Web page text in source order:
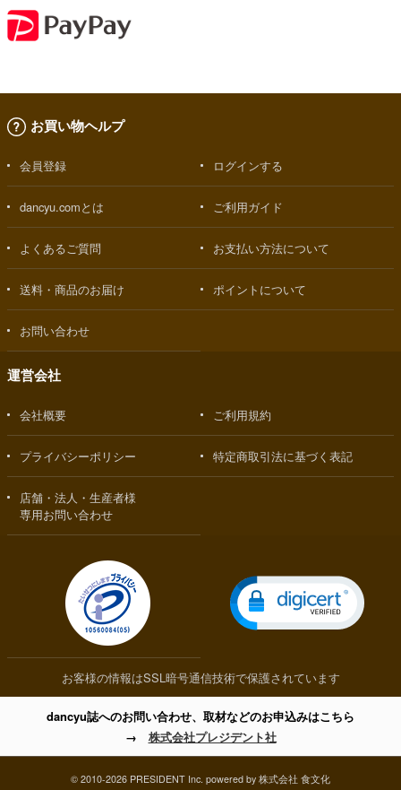
お買い物ヘルプ
会員登録 ログインする
dancyu.comとは ご利用ガイド
よくあるご質問 お支払い方法について
送料・商品のお届け ポイントについて
お問い合わせ
運営会社
会社概要 ご利用規約
プライバシーポリシー 特定商取引法に基づく表記
店舗・法人・生産者様
専用お問い合わせ
お客様の情報はSSL暗号通信技術で保護されています
dancyu誌へのお問い合わせ、取材などのお申込みはこちら
→ 株式会社プレジデント社
© 2010-2026 PRESIDENT Inc. powered by 株式会社 食文化